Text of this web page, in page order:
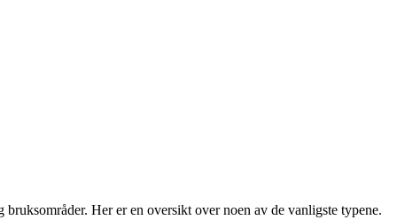
Her er en oversikt over noen av de vanligste typene.